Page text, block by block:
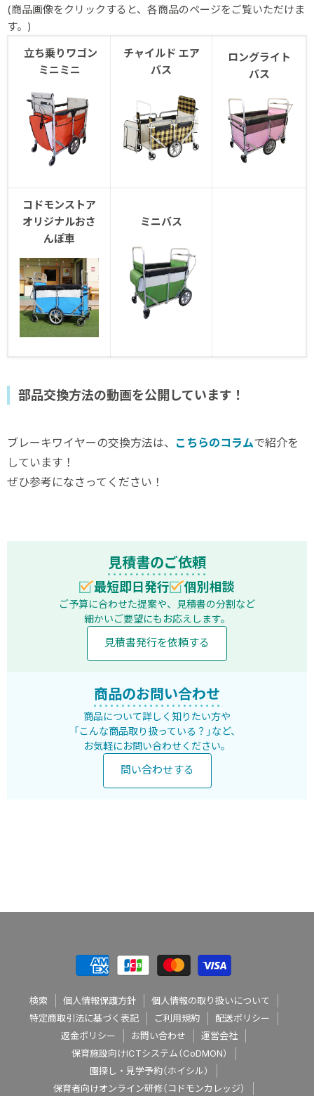
(商品画像をクリックすると、各商品のページをご覧いただけま
す。)
立ち乗りワゴン
ミニミニ
チャイルド エア
バス
ロングライト
バス
コドモンストア
オリジナルおさ
んぽ車
ミニバス
部品交換方法の動画を公開しています！
ブレーキワイヤーの交換方法は、 こちらのコラムで紹介を
しています！
ぜひ参考になさってください！
見積書のご依頼
最短即日発行 個別相談
ご予算に合わせた提案や、見積書の分割など
細かいご要望にもお応えします。
見積書発行を依頼する
商品のお問い合わせ
商品について詳しく知りたい方や
「こんな商品取り扱っている？」など、
お気軽にお問い合わせください。
問い合わせする
検索 個人情報保護方針
個人情報の取り扱いについて
特定商取引法に基づく表記
ご利用規約
配送ポリシー
返金ポリシー
お問い合わせ
運営会社
保育施設向けICTシステム（CoDMON）
園探し・見学予約（ホイシル）
保育者向けオンライン研修（コドモンカレッジ）